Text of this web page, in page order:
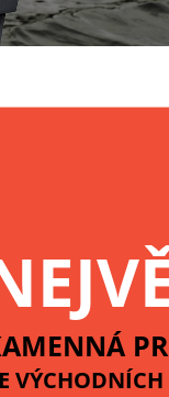
VÝCHODNÍCH